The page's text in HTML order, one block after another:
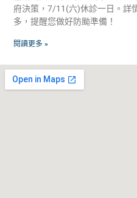
府決策，7/11(六)休診一日。詳
多，提醒您做好防颱準備！
閱讀更多 »